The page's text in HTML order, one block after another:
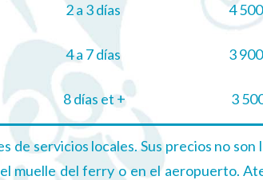
2 a 3 días 4
4 a 7 días 3
8 días et + 3
servicios locales. Sus precios no
muelle del ferry o en el aeropuerto.